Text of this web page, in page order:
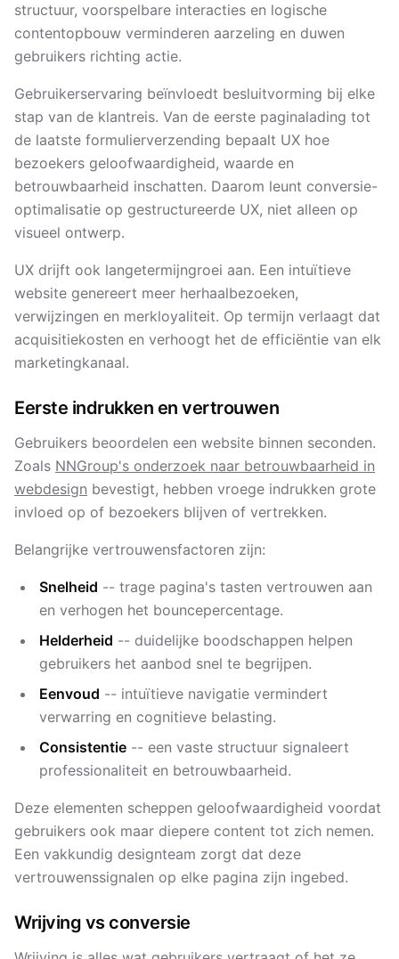
structuur, voorspelbare interacties en logische
contentopbouw verminderen aarzeling en duwen
gebruikers richting actie.
Gebruikerservaring beïnvloedt besluitvorming bij elke
stap van de klantreis. Van de eerste paginalading tot
de laatste formulierverzending bepaalt UX hoe
bezoekers geloofwaardigheid, waarde en
betrouwbaarheid inschatten. Daarom leunt conversie-
optimalisatie op gestructureerde UX, niet alleen op
visueel ontwerp.
UX drijft ook langetermijn­groei aan. Een intuïtieve
website genereert meer herhaalbezoeken,
verwijzingen en merkloyaliteit. Op termijn verlaagt dat
acquisitiekosten en verhoogt het de efficiëntie van elk
marketingkanaal.
Eerste indrukken en vertrouwen
Gebruikers beoordelen een website binnen seconden.
Zoals NNGroup's onderzoek naar betrouwbaarheid in
webdesign bevestigt, hebben vroege indrukken grote
invloed op of bezoekers blijven of vertrekken.
Belangrijke vertrouwensfactoren zijn:
Snelheid -- trage pagina's tasten vertrouwen aan
en verhogen het bouncepercentage.
Helderheid -- duidelijke boodschappen helpen
gebruikers het aanbod snel te begrijpen.
Eenvoud -- intuïtieve navigatie vermindert
verwarring en cognitieve belasting.
Consistentie -- een vaste structuur signaleert
professionaliteit en betrouwbaarheid.
Deze elementen scheppen geloofwaardigheid voordat
gebruikers ook maar diepere content tot zich nemen.
Een vakkundig designteam zorgt dat deze
vertrouwens­signalen op elke pagina zijn ingebed.
Wrijving vs conversie